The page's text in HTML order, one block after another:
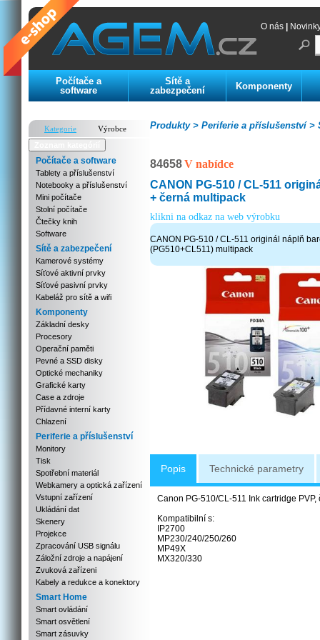
O nás
Počítače a
software
Sítě a
zabezpečení
Komponenty
Kategorie
Výrobce
Počítače a software
Tablety a příslušenství
Notebooky a příslušenství
Mini počítače
Stolní počítače
Čtečky knih
Software
Sítě a zabezpečení
Kamerové systémy
Síťové aktivní prvky
Síťové pasivní prvky
Kabeláž pro sítě a wifi
Komponenty
Základní desky
Procesory
Operační paměti
Pevné a SSD disky
Optické mechaniky
Grafické karty
Case a zdroje
Přídavné interní karty
Chlazení
Periferie a příslušenství
Monitory
Tisk
Spotřební materiál
Webkamery a optická zařízení
Vstupní zařízení
Ukládání dat
Skenery
Projekce
Zpracování USB signálu
Záložní zdroje a napájení
Zvuková zařízeni
Kabely a redukce a konektory
Smart Home
Smart ovládání
Smart osvětlení
Smart zásuvky
Periferie a příslušenství >
Produkty >
84658V nabídce
CANON PG-510 / CL-511
+ černá multipack
klikni na odkaz na web výrobku
CANON PG-510 / CL-511 originál náplň
(PG510+CL511) multipack
Popis Technické parametry
Canon PG-510/CL-511 Ink cartridge
Kompatibilní s:
IP2700
MP230/240/250/260
MP49X
MX320/330